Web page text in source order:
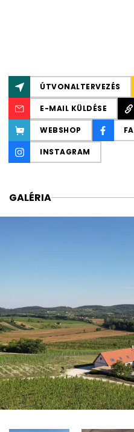
ÚTVONALTERVEZÉS
E-MAIL KÜLDÉSE
WEBSHOP
INSTAGRAM
GALÉRIA